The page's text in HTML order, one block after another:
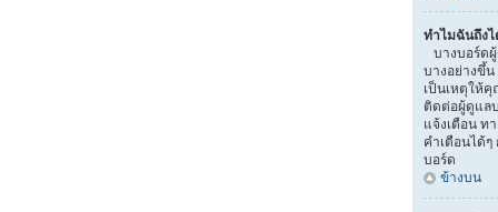
ทำไมฉันถึง
บางบอร์ด
บางอย่างขึ้
เป็นเหตุให้
ติดต่อผู้ดูแล
แจ้งเตือน ท
คำเตือนได้
บอร์ด
ข้างบน